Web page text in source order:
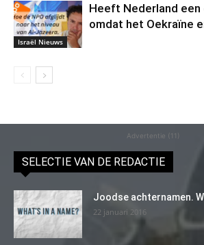
Israël Nieuws
Heeft Nederland een
omdat het Oekraïne
Advertentie (11)
SELECTIE VAN DE REDACTIE
Joodse achternamen.
22 januari 2016